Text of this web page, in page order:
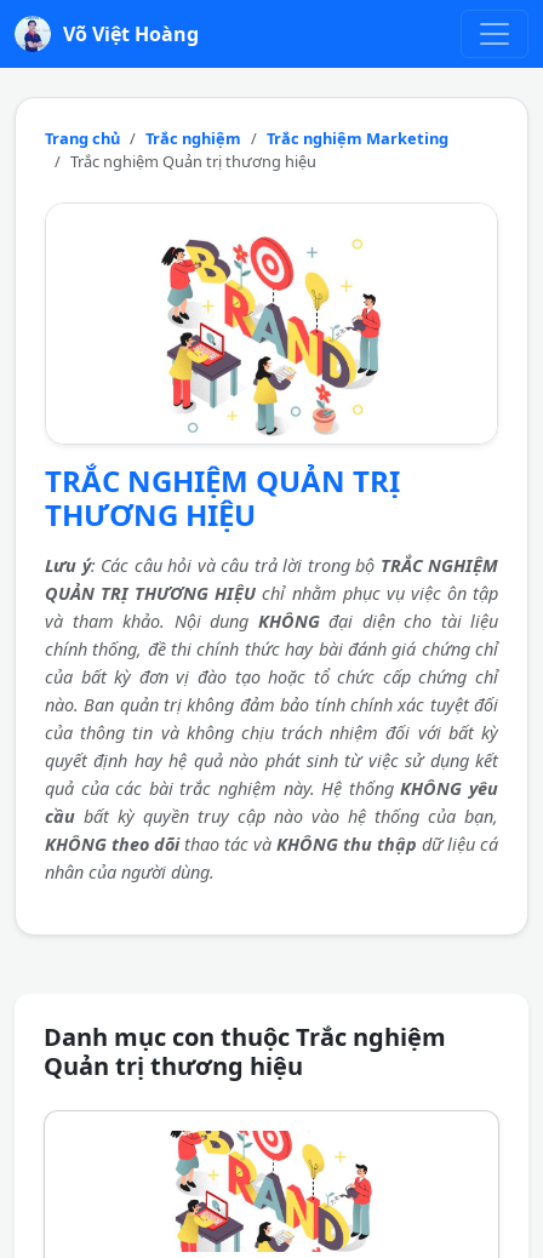
Võ Việt Hoàng
Trang chủ Trắc nghiệm
Trắc nghiệm Marketing
Trắc nghiệm Quản trị thương hiệu
TRẮC NGHIỆM QUẢN TRỊ
THƯƠNG HIỆU
Lưu ý: Các câu hỏi và câu trả lời trong bộ TRẮC NGHIỆM
QUẢN TRỊ THƯƠNG HIỆU chỉ nhằm phục vụ việc ôn tập
và tham khảo. Nội dung KHÔNGđại diện cho tài liệu
chính thống, đề thi chính thức hay bài đánh giá chứng chỉ
của bất kỳ đơn vị đào tạo hoặc tổ chức cấp chứng chỉ
nào. Ban quản trị không đảm bảo tính chính xác tuyệt đối
của thông tin và không chịu trách nhiệm đối với bất kỳ
quyết định hay hệ quả nào phát sinh từ việc sử dụng kết
quả của các bài trắc nghiệm này. Hệ thốngKHÔNG yêu
cầu bất kỳ quyền truy cập nào vào hệ thống của bạn,
KHÔNG theo dõithao tác và KHÔNG thu thập dữ liệu cá
nhân của người dùng.
Danh mục con thuộc Trắc nghiệm
Quản trị thương hiệu